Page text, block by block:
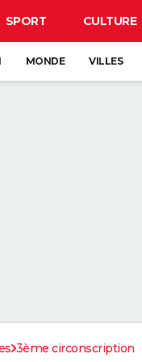
SPORT CULTURE
MONDE VILLES
3ème circonscription